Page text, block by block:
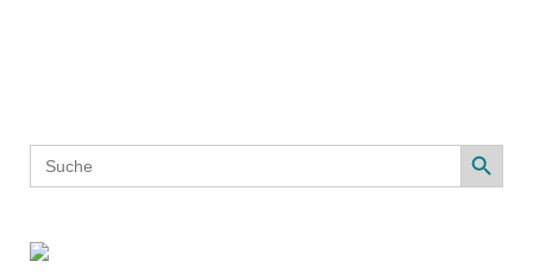
Search
for:
Search Button